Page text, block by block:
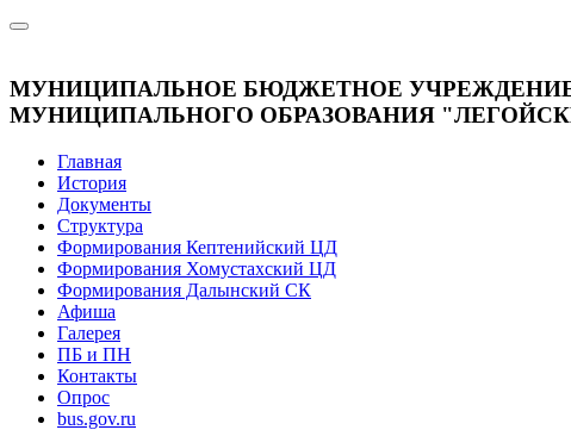
МУНИЦИПАЛЬНОЕ БЮДЖЕТНОЕ
МУНИЦИПАЛЬНОГО ОБРАЗОВАНИЯ
Главная
История
Документы
Структура
Формирования Кептенийский ЦД
Формирования Хомустахский ЦД
Формирования Далынский СК
Афиша
Галерея
ПБ и ПН
Контакты
Опрос
bus.gov.ru